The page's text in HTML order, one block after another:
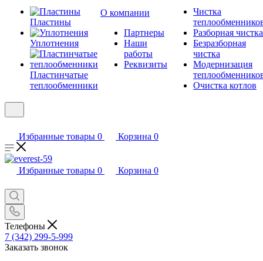
Пластины
Уплотнения
Пластинчатые
теплообменники
О компании
Партнеры
Наши
работы
Реквизиты
Чистка
Разборная чистка
Безразборная
чистка
Модернизация
Очистка котлов
Избранные товары 0 Корзина 0
Избранные товары 0 Корзина 0
Телефоны
7 (342) 299-5-999
Заказать звонок